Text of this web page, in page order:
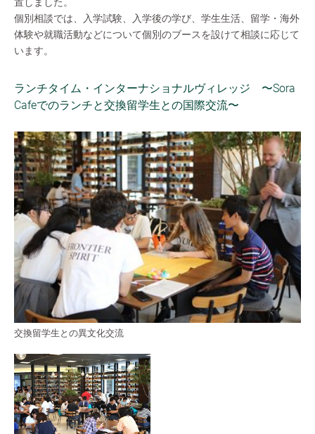
個別相談では、入学試験、入学後の学び、学生生活、留学・海外
体験や就職活動などについて個別のブースを設けて相談に応じて
います。
ランチタイム・インターナショナルヴィレッジ 〜Sora
Cafeでのランチと交換留学生との国際交流〜
交換留学生との異文化交流